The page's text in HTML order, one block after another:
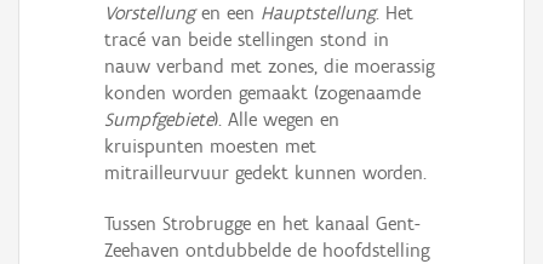
Vorstellungen een Hauptstellung. Het
tracé van beide stellingen stond in
nauw verband met zones, die moerassig
konden worden gemaakt (zogenaamde
Sumpfgebiete). Alle wegen en
kruispunten moesten met
mitrailleurvuur gedekt kunnen worden.
Tussen Strobrugge en het kanaal Gent-
Zeehaven ontdubbelde de hoofdstelling